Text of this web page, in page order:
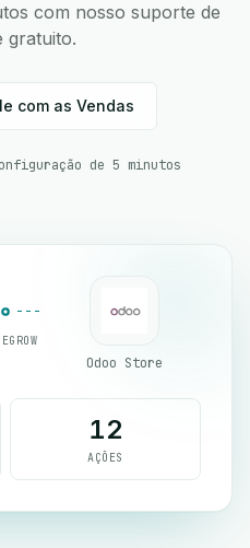
com nosso suporte de
gratuito.
com as Vendas
de 5 minutos
Odoo Store
12
AÇÕES